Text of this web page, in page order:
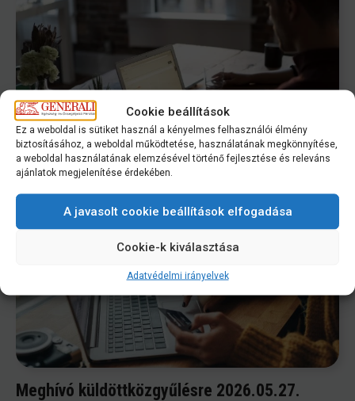
Cookie beállítások
Ez a weboldal is sütiket használ a kényelmes felhasználói élmény
biztosításához, a weboldal működtetése, használatának megkönnyítése,
a weboldal használatának elemzésével történő fejlesztése és releváns
ajánlatok megjelenítése érdekében.
A javasolt cookie beállítások elfogadása
Cookie-k kiválasztása
Adatvédelmi irányelvek
Változások az Alapszabályban 2026.05.27-
étől
Meghívó küldöttközgyűlésre 2026.05.27.